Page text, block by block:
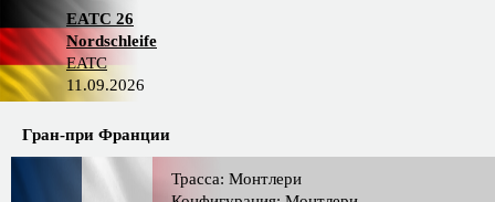
EATC 26
Nordschleife
EATC
11.09.2026
Гран-при Франции
Трасса: Монтлери